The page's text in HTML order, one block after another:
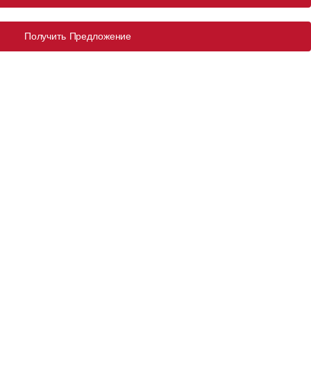
Получить Предложение